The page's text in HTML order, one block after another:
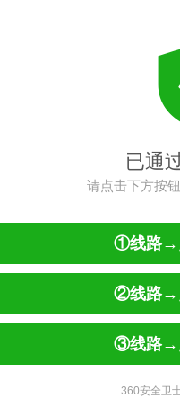
已通
请点击下方按
①线路→
②线路→
③线路→
360安全卫